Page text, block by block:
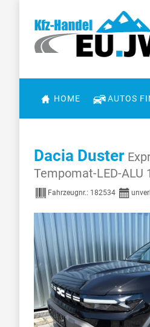
HOME AUTOS
Dacia Duster
Tempomat-LED-ALU
Fahrzeugnr.: 182534